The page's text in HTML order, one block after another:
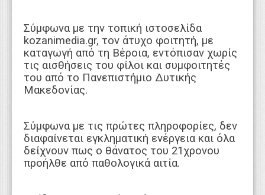
Σύμφωνα με την τοπική ιστοσελίδα
kozanimedia.gr, τον άτυχο φοιτητή, με
καταγωγή από τη Βέροια, εντόπισαν χωρίς
τις αισθήσεις του φίλοι και συμφοιτητές
του από το Πανεπιστήμιο Δυτικής
Μακεδονίας.
Σύμφωνα με τις πρώτες πληροφορίες, δεν
διαφαίνεται εγκληματική ενέργεια και όλα
δείχνουν πως ο θάνατος του 21χρονου
προήλθε από παθολογικά αιτία.